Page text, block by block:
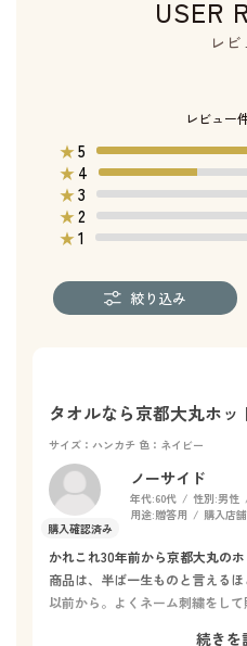
USER
レ
レビュー
★5
★ 4
★3
★2
★1
絞り込み
タオルなら京都大丸ホッ
サイズ：ハンカチ 色：ネイビー
ノーサイド
年代:60代 性別:男性
用途:贈答用 購入店
かれこれ30年前から京都大丸のホ
商品は、半ば一生ものと言えるほ
以前から。よくネーム刺繍をし
続きを